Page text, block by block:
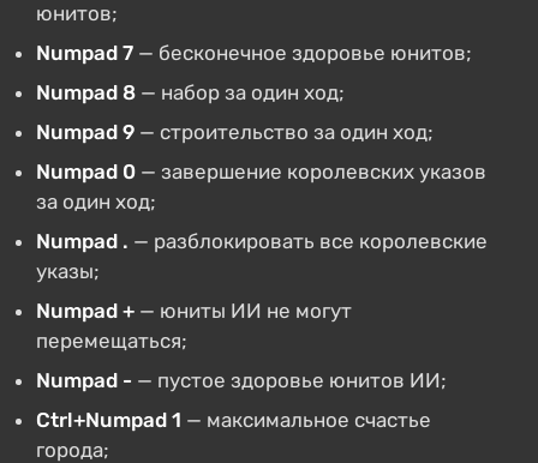
юнитов;
Numpad 7 — бесконечное здоровье юнитов;
Numpad 8 — набор за один ход;
Numpad 9 — строительство за один ход;
Numpad 0 — завершение королевских указов
за один ход;
Numpad . — разблокировать все королевские
указы;
Numpad + — юниты ИИ не могут
перемещаться;
Numpad - — пустое здоровье юнитов ИИ;
Ctrl+Numpad 1 — максимальное счастье
города;